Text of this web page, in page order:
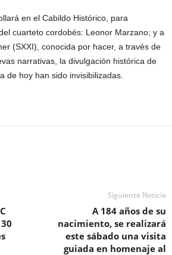
en el Cabildo Histórico, para
cuarteto cordobés: Leonor Marzano; y a
(SXXI), conocida por hacer, a través de
narrativas, la divulgación histórica de
de hoy han sido invisibilizadas.
Siguiente Noticia
A 184 años de su
nacimiento, se realizará
este sábado una visita
guiada en homenaje al